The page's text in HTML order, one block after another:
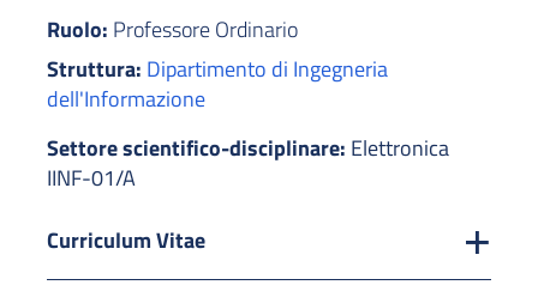
Ruolo: Professore Ordinario
Struttura: Dipartimento di Ingegneria
dell'Informazione
Settore scientifico-disciplinare: Elettronica
IINF-01/A
Curriculum Vitae